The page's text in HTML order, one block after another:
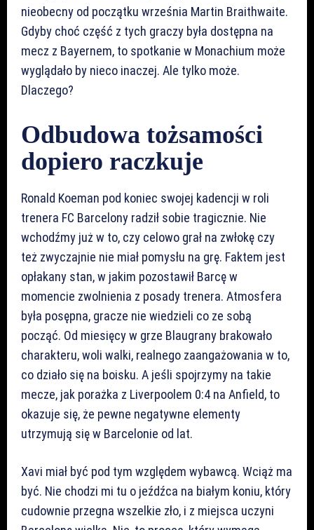
nieobecny od początku września Martin Braithwaite.
Gdyby choć część z tych graczy była dostępna na
mecz z Bayernem, to spotkanie w Monachium może
wyglądało by nieco inaczej. Ale tylko może.
Dlaczego?
Odbudowa tożsamości
dopiero raczkuje
Ronald Koeman pod koniec swojej kadencji w roli
trenera FC Barcelony radził sobie tragicznie. Nie
wchodźmy już w to, czy celowo grał na zwłokę czy
też zwyczajnie nie miał pomysłu na grę. Faktem jest
opłakany stan, w jakim pozostawił Barcę w
momencie zwolnienia z posady trenera. Atmosfera
była posępna, gracze nie wiedzieli co ze sobą
począć. Od miesięcy w grze Blaugrany brakowało
charakteru, woli walki, realnego zaangażowania w to,
co działo się na boisku. A jeśli spojrzymy na takie
mecze, jak porażka z Liverpoolem 0:4 na Anfield, to
okazuje się, że pewne negatywne elementy
utrzymują się w Barcelonie od lat.
Xavi miał być pod tym względem wybawcą. Wciąż ma
być. Nie chodzi mi tu o jeźdźca na białym koniu, który
cudownie przegna wszelkie zło, i z miejsca uczyni